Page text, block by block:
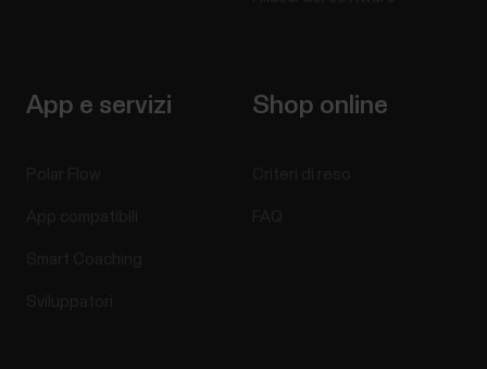
App e servizi Shop online